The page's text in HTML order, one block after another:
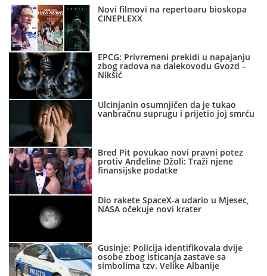
Novi filmovi na repertoaru bioskopa
CINEPLEXX
EPCG: Privremeni prekidi u napajanju
zbog radova na dalekovodu Gvozd –
Nikšić
Ulcinjanin osumnjičen da je tukao
vanbračnu suprugu i prijetio joj smrću
Bred Pit povukao novi pravni potez
protiv Anđeline Džoli: Traži njene
finansijske podatke
Dio rakete SpaceX-a udario u Mjesec,
NASA očekuje novi krater
Gusinje: Policija identifikovala dvije
osobe zbog isticanja zastave sa
simbolima tzv. Velike Albanije